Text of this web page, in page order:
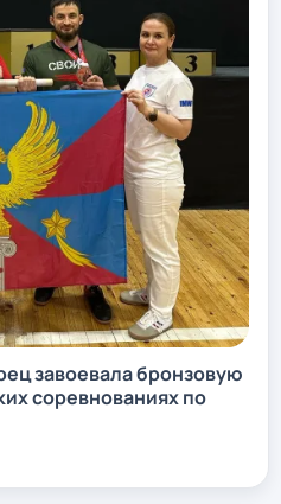
завоевала бронзовую
соревнованиях по